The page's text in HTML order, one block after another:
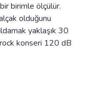
birimle ölçülür.
olduğunu
yaklaşık 30
konseri 120 dB